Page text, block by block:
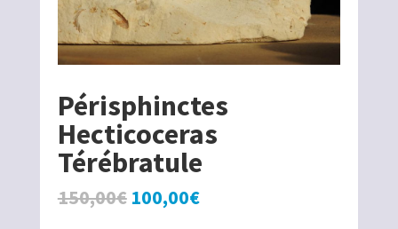
Périsphinctes
Hecticoceras
Térébratule
150,00€ Le
100,00€Le